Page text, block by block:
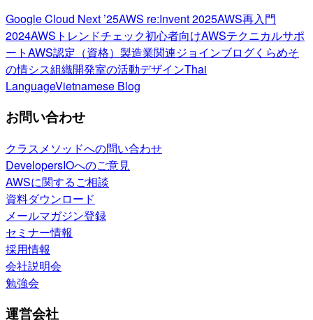
Google Cloud Next ’25AWS re:Invent 2025AWS再入門
2024AWSトレンドチェック初心者向けAWSテクニカルサポ
ートAWS認定（資格） 製造業関連ジョインブログくらめそ
の情シス組織開発室の活動デザインThai
LanguageVietnamese Blog
お問い合わせ
クラスメソッドへの問い合わせ
DevelopersIOへのご意見
AWSに関するご相談
資料ダウンロード
メールマガジン登録
セミナー情報
採用情報
会社説明会
勉強会
運営会社